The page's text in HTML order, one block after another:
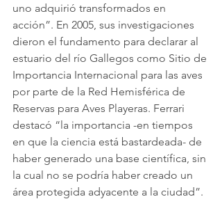
uno adquirió transformados en
acción”. En 2005, sus investigaciones
dieron el fundamento para declarar al
estuario del río Gallegos como Sitio de
Importancia Internacional para las aves
por parte de la Red Hemisférica de
Reservas para Aves Playeras. Ferrari
destacó “la importancia -en tiempos
en que la ciencia está bastardeada- de
haber generado una base científica, sin
la cual no se podría haber creado un
área protegida adyacente a la ciudad”.